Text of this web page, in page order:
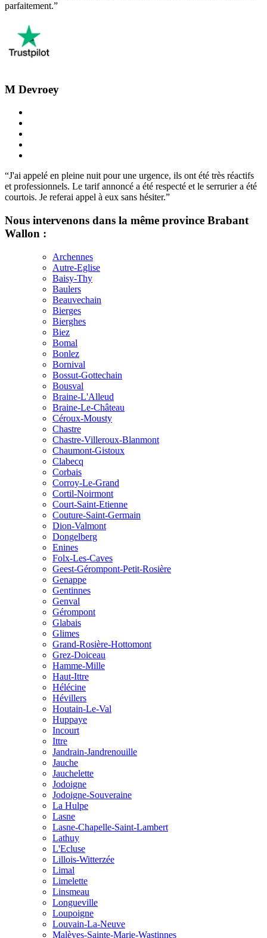
parfaitement.”
M Devroey
“J'ai appelé en pleine nuit pour une urgence, ils ont été très réactifs
et professionnels. Le tarif annoncé a été respecté et le serrurier a été
courtois. Je referai appel à eux sans hésiter.”
Nous intervenons dans la même province Brabant
Wallon :
Archennes
Autre-Eglise
Baisy-Thy
Baulers
Beauvechain
Bierges
Bierghes
Biez
Bomal
Bonlez
Bornival
Bossut-Gottechain
Bousval
Braine-L'Alleud
Braine-Le-Château
Céroux-Mousty
Chastre
Chastre-Villeroux-Blanmont
Chaumont-Gistoux
Clabecq
Corbais
Corroy-Le-Grand
Cortil-Noirmont
Court-Saint-Etienne
Couture-Saint-Germain
Dion-Valmont
Dongelberg
Enines
Folx-Les-Caves
Geest-Gérompont-Petit-Rosière
Genappe
Gentinnes
Genval
Gérompont
Glabais
Glimes
Grand-Rosière-Hottomont
Grez-Doiceau
Hamme-Mille
Haut-Ittre
Hélécine
Hévillers
Houtain-Le-Val
Huppaye
Incourt
Ittre
Jandrain-Jandrenouille
Jauche
Jauchelette
Jodoigne
Jodoigne-Souveraine
La Hulpe
Lasne
Lasne-Chapelle-Saint-Lambert
Lathuy
L'Ecluse
Lillois-Witterzée
Limal
Limelette
Linsmeau
Longueville
Loupoigne
Louvain-La-Neuve
Malèves-Sainte-Marie-Wastinnes